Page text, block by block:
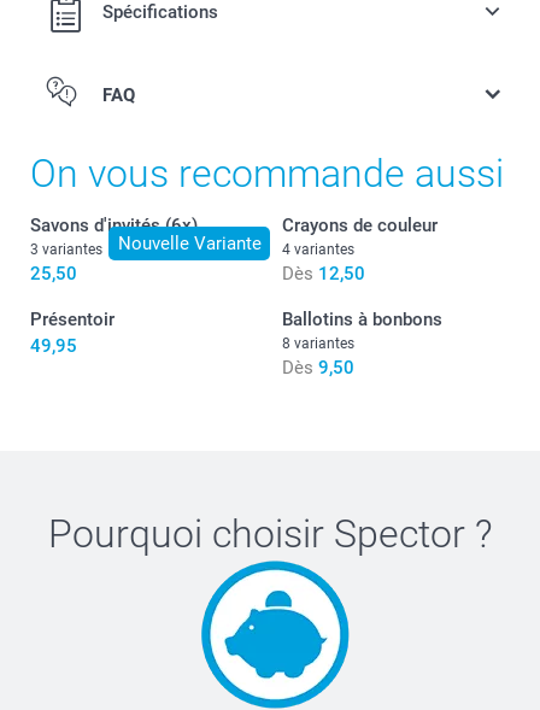
Spécifications
FAQ
On vous recommande aussi
Nouvelle Variante
Savons d'invités (6x)
3 variantes
25,50
Crayons de couleur
4 variantes
Dès 12,50
Présentoir
49,95
Ballotins à bonbons
8 variantes
Dès 9,50
Pourquoi choisir Spector?